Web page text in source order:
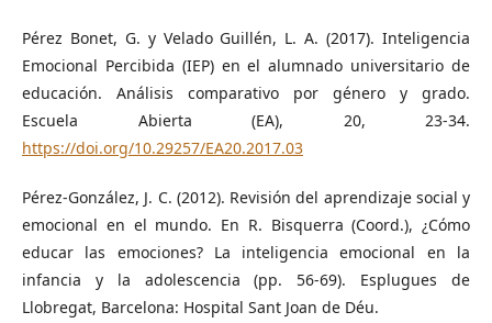
Pérez Bonet, G. y Velado Guillén, L. A. (2017). Inteligencia
Emocional Percibida (IEP) en el alumnado universitario de
educación. Análisis comparativo por género y grado.
Escuela Abierta (EA), 20, 23-34.
https://doi.org/10.29257/EA20.2017.03
Pérez-González, J. C. (2012). Revisión del aprendizaje social y
emocional en el mundo. En R. Bisquerra (Coord.), ¿Cómo
educar las emociones? La inteligencia emocional en la
infancia y la adolescencia (pp. 56-69). Esplugues de
Llobregat, Barcelona: Hospital Sant Joan de Déu.